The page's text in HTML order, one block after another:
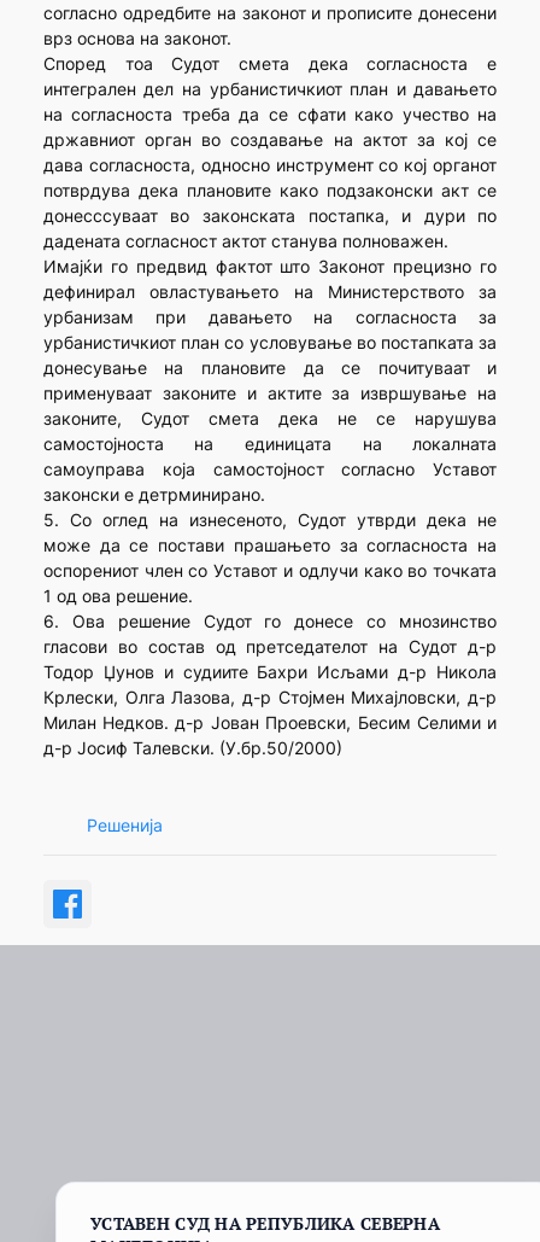
согласно одредбите на законот и прописите донесени
врз основа на законот.
Според тоа Судот смета дека согласноста е
интегрален дел на урбанистичкиот план и давањето
на согласноста треба да се сфати како учество на
државниот орган во создавање на актот за кој се
дава согласноста, односно инструмент со кој органот
потврдува дека плановите како подзаконски акт се
донесссуваат во законската постапка, и дури по
дадената согласност актот станува полноважен.
Имајќи го предвид фактот што Законот прецизно го
дефинирал овластувањето на Министерството за
урбанизам при давањето на согласноста за
урбанистичкиот план со условување во постапката за
донесување на плановите да се почитуваат и
применуваат законите и актите за извршување на
законите, Судот смета дека не се нарушува
самостојноста на единицата на локалната
самоуправа која самостојност согласно Уставот
законски е детрминирано.
5. Со оглед на изнесеното, Судот утврди дека не
може да се постави прашањето за согласноста на
оспорениот член со Уставот и одлучи како во точката
1 од ова решение.
6. Ова решение Судот го донесе со мнозинство
гласови во состав од претседателот на Судот д-р
Тодор Џунов и судиите Бахри Исљами д-р Никола
Крлески, Олга Лазова, д-р Стојмен Михајловски, д-р
Милан Недков. д-р Јован Проевски, Бесим Селими и
д-р Јосиф Талевски. (У.бр.50/2000)
Решенија
УСТАВЕН СУД НА РЕПУБЛИКА СЕВЕРНА